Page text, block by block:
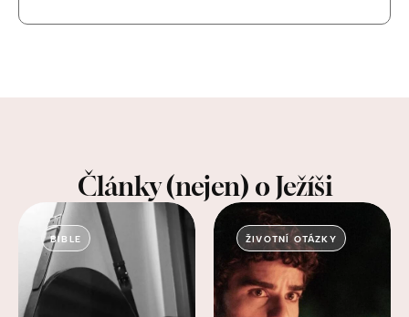
Články (nejen) o Ježíši
BIBLE ŽIVOTNÍ OTÁZKY